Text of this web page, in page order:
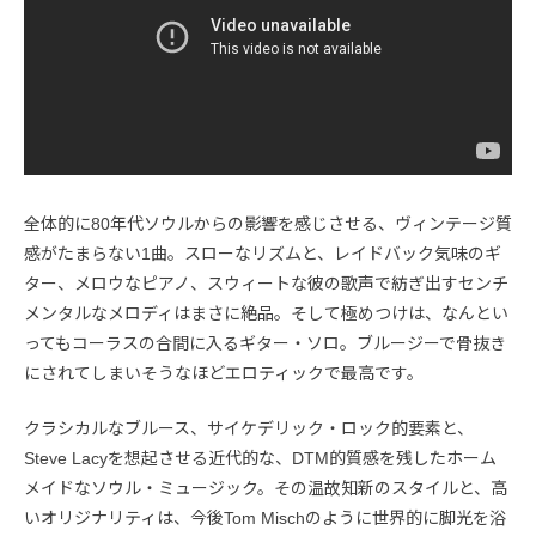
全体的に80年代ソウルからの影響を感じさせる、ヴィンテージ質
感がたまらない1曲。スローなリズムと、レイドバック気味のギ
ター、メロウなピアノ、スウィートな彼の歌声で紡ぎ出すセンチ
メンタルなメロディはまさに絶品。そして極めつけは、なんとい
ってもコーラスの合間に入るギター・ソロ。ブルージーで骨抜き
にされてしまいそうなほどエロティックで最高です。
クラシカルなブルース、サイケデリック・ロック的要素と、
Steve Lacyを想起させる近代的な、DTM的質感を残したホーム
メイドなソウル・ミュージック。その温故知新のスタイルと、高
いオリジナリティは、今後Tom Mischのように世界的に脚光を浴